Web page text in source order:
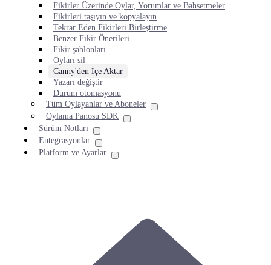
Fikirler Üzerinde Oylar, Yorumlar ve Bahsetmeler
Fikirleri taşıyın ve kopyalayın
Tekrar Eden Fikirleri Birleştirme
Benzer Fikir Önerileri
Fikir şablonları
Oyları sil
Canny'den İçe Aktar
Yazarı değiştir
Durum otomasyonu
Tüm Oylayanlar ve Aboneler
Oylama Panosu SDK
Sürüm Notları
Entegrasyonlar
Platform ve Ayarlar